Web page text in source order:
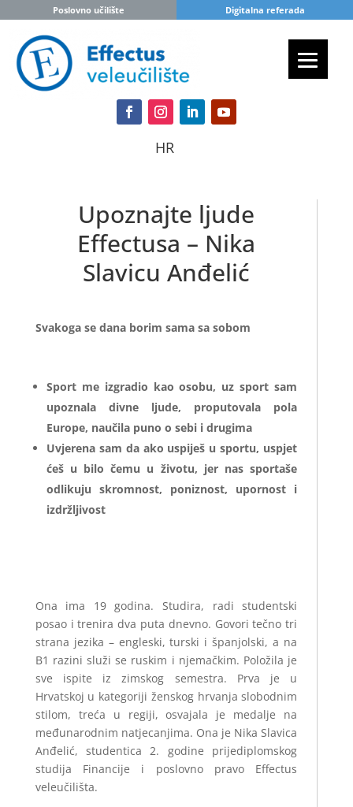
Poslovno učilište Digitalna referada
HR
Upoznajte ljude
Effectusa – Nika
Slavicu Anđelić
Svakoga se dana borim sama sa sobom
Sport me izgradio kao osobu, uz sport sam
upoznala divne ljude, proputovala pola
Europe, naučila puno o sebi i drugima
Uvjerena sam da ako uspiješ u sportu, uspjet
ćeš u bilo čemu u životu, jer nas sportaše
odlikuju skromnost, poniznost, upornost i
izdržljivost
Ona ima 19 godina. Studira, radi studentski
posao i trenira dva puta dnevno. Govori tečno tri
strana jezika – engleski, turski i španjolski, a na
B1 razini služi se ruskim i njemačkim. Položila je
sve ispite iz zimskog semestra. Prva je u
Hrvatskoj u kategoriji ženskog hrvanja slobodnim
stilom, treća u regiji, osvajala je medalje na
međunarodnim natjecanjima. Ona je Nika Slavica
Anđelić, studentica 2. godine prijediplomskog
studija Financije i poslovno pravo Effectus
veleučilišta.